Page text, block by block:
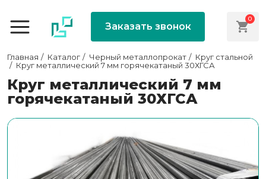
Заказать звонок
0
Главная Каталог Черный металлопрокат
Круг стальной
Круг металлический 7 мм горячекатаный 30ХГСА
Круг металлический 7 мм
горячекатаный 30ХГСА